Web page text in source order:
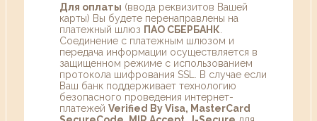
Для оплаты (ввода реквизитов Вашей
карты) Вы будете перенаправлены на
платежный шлюз ПАО СБЕРБАНК
Соединение с платежным шлюзом и
передача информации осуществляется в
защищенном режиме с использованием
протокола шифрования SSL. В случае если
Ваш банк поддерживает технологию
безопасного проведения интернет-
платежей Verified By Visa, MasterCard